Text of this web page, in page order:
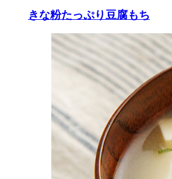
きな粉たっぷり豆腐もち